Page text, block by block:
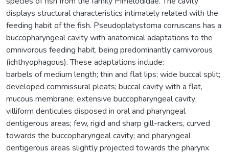
displays structural characteristics intimately related with the
feeding habit of the fish. Pseudoplatystoma corruscans has a
buccopharyngeal cavity with anatomical adaptations to the
omnivorous feeding habit, being predominantly carnivorous
(ichthyophagous). These adaptations include:
barbels of medium length; thin and flat lips; wide buccal split;
developed commissural pleats; buccal cavity with a flat,
mucous membrane; extensive buccopharyngeal cavity;
villiform denticules disposed in oral and pharyngeal
dentigerous areas; few, rigid and sharp gill-rackers, curved
towards the buccopharyngeal cavity; and pharyngeal
dentigerous areas slightly projected towards the pharynx